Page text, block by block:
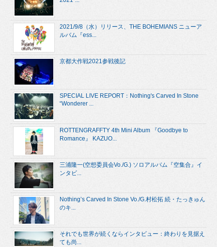
2021/9/8（水）リリース、THE BOHEMIANS ニューア
ルバム『ess...
京都大作戦2021参戦後記
SPECIAL LIVE REPORT：Nothing's Carved In Stone
“Wonderer ...
ROTTENGRAFFTY 4th Mini Album 『Goodbye to
Romance』 KAZUO...
三浦隆一(空想委員会Vo./G.) ソロアルバム『空集合』イ
ンタビ...
Nothing’s Carved In Stone Vo./G.村松拓 続・たっきゅん
のキ...
それでも世界が続くならインタビュー：終わりを見据え
ても尚...